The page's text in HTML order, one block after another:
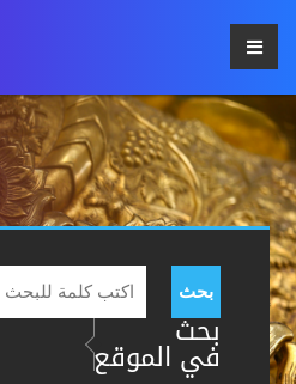
بحث
بحث
في الموقع